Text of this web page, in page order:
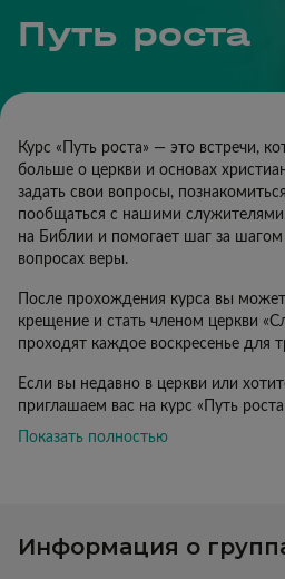
Путь роста
Курс «Путь роста» — это встречи,
больше о церкви и основах
задать свои вопросы,
пообщаться с нашими
на Библии и помогает шаг за шагом
вопросах веры.
После прохождения курса вы
крещение и стать членом церкви
проходят каждое воскресенье для
Если вы недавно в церкви или
приглашаем вас на курс «Путь
Показать полностью
Информация о